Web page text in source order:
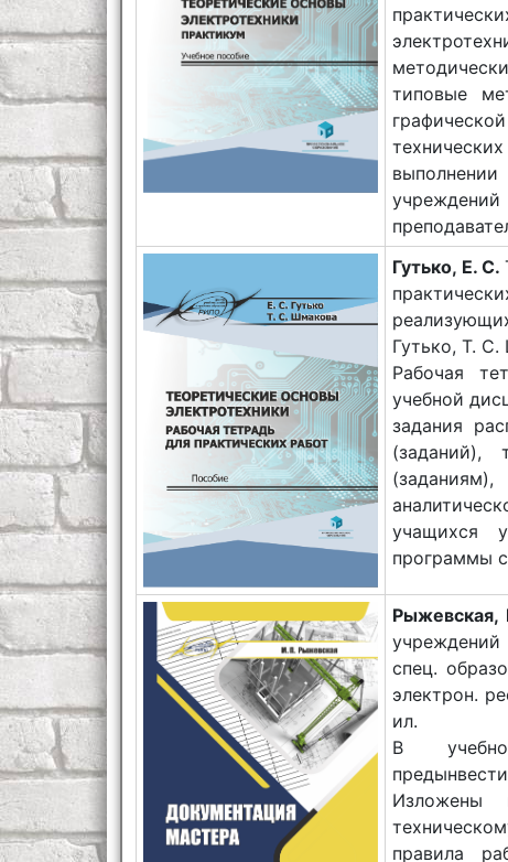
типовые
Гутько, Е. С.
Гутько, Т.
Рабочая
учебной
задания
(заданий),
учащихся
программы
спец.
электрон.
ил.
В
Изложены
правила